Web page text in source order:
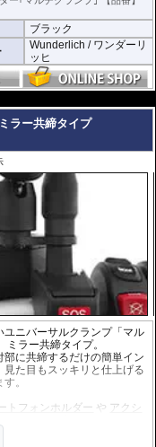
ブラック
Wunderlich / ワンダーリ
ッヒ
ラー共締タイプ
ユニバーサルクランプ「マル
ミラー共締タイプ。
部に共締するだけの簡単イン
た目もスッキリと仕上げる
。
トフォンホルダー や アクシ
載が可能になります。